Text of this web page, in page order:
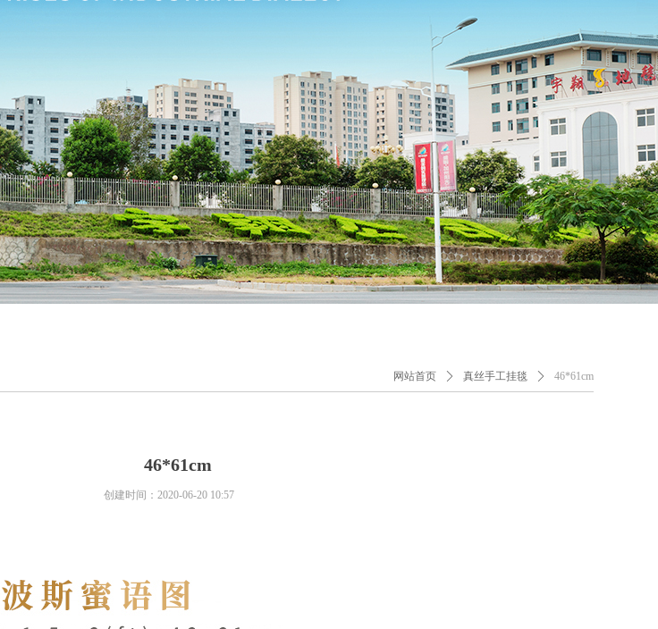
网站首页 ꄲ 真丝手工挂毯 ꄲ 46*61cm
46*61cm
创建时间： 2020-06-20 10:57